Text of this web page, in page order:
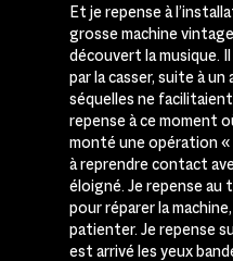
Et je repense à
grosse machine vintage
découvert la musique.
par la casser, suite à
séquelles ne
repense à ce moment
monté une opération
à reprendre contact
éloigné. Je repense au
pour réparer la
patienter. Je repense
est arrivé les yeux